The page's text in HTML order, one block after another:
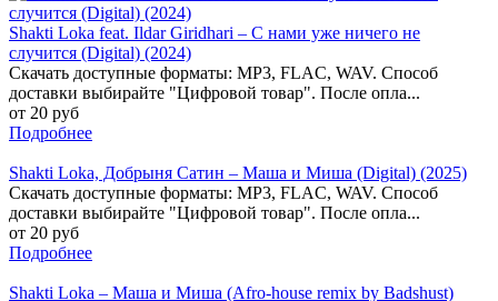
Shakti Loka feat. Ildar Giridhari – С нами уже ничего не
случится (Digital) (2024)
Скачать доступные форматы: MP3, FLAC, WAV. Способ
доставки выбирайте "Цифровой товар". После опла...
от 20 руб
Подробнее
Shakti Loka, Добрыня Сатин – Маша и Миша (Digital) (2025)
Скачать доступные форматы: MP3, FLAC, WAV. Способ
доставки выбирайте "Цифровой товар". После опла...
от 20 руб
Подробнее
Shakti Loka – Маша и Миша (Afro-house remix by Badshust)